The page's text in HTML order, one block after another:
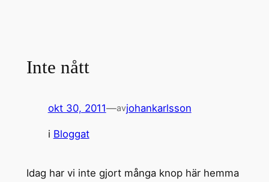
Inte nått
okt 30, 2011—avjohankarlsson
i Bloggat
Idag har vi inte gjort många knop här hemma